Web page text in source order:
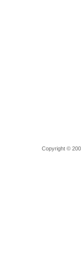
Copyright ©